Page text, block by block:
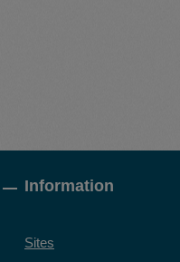
Information
Sites